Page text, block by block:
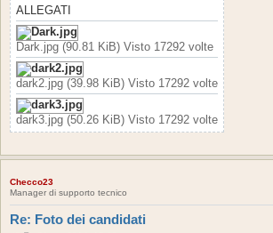
g
i
o
ALLEGATI
Dark.jpg (90.81 KiB) Visto 17292 volte
dark2.jpg (39.98 KiB) Visto 17292 volte
dark3.jpg (50.26 KiB) Visto 17292 volte
Checco23
Manager di supporto tecnico
Re: Foto dei candidati